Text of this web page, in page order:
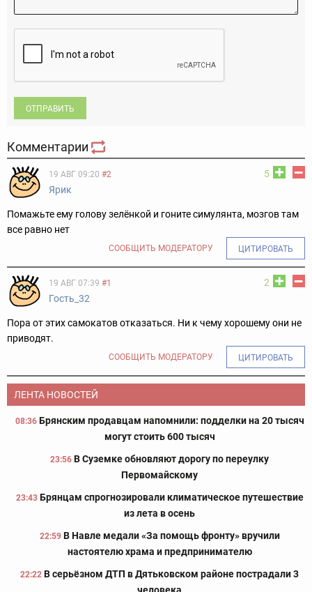
ОТПРАВИТЬ
Комментарии
5
19 АВГ 09:20 #2
Ярик
Помажьте ему голову зелёнкой и гоните симулянта, мозгов там
все равно нет
СООБЩИТЬ МОДЕРАТОРУ ЦИТИРОВАТЬ
2
19 АВГ 07:39 #1
Гость_32
Пора от этих самокатов отказаться. Ни к чему хорошему они не
приводят.
СООБЩИТЬ МОДЕРАТОРУ ЦИТИРОВАТЬ
ЛЕНТА НОВОСТЕЙ
08:36 Брянским продавцам напомнили: подделки на 20 тысяч
могут стоить 600 тысяч
23:56 В Суземке обновляют дорогу по переулку
Первомайскому
23:43 Брянцам спрогнозировали климатическое путешествие
из лета в осень
22:59 В Навле медали «За помощь фронту» вручили
настоятелю храма и предпринимателю
22:22 В серьёзном ДТП в Дятьковском районе пострадали 3